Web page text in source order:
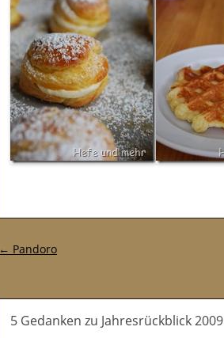
Post-Navigation
← Pandoro
5 Gedanken zu Jahresrückblick 2009